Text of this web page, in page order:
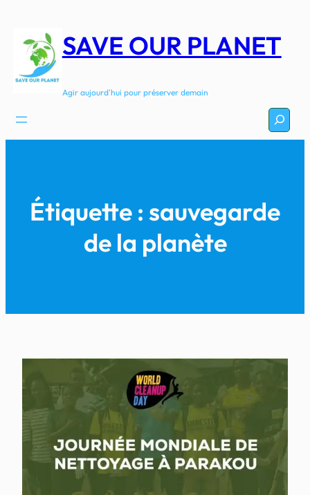
contenu
SAVE OUR PLANET
Agir aujourd'hui pour préserver demain
Étiquette : sauvegarde
de la planète